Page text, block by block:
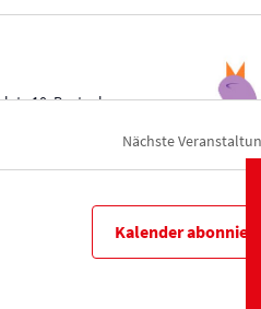
h
t
e
n
-
Schillerplatz 10, Rostock
Nächste
Kalender